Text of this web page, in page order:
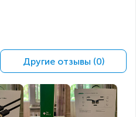
Другие отзывы (0)